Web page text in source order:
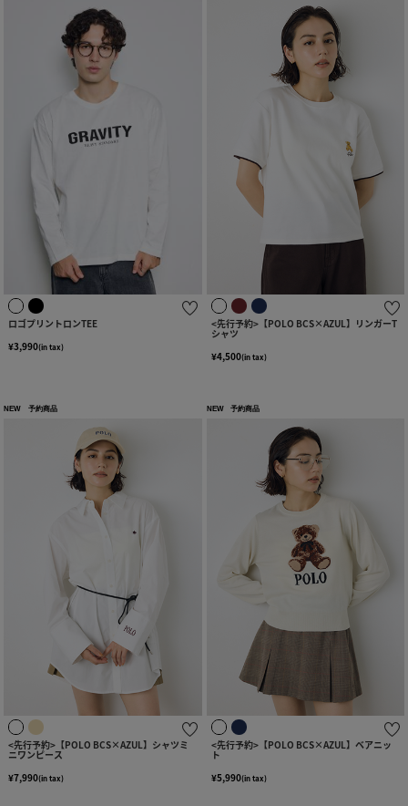
ロゴプリントロンTEE
¥3,990(in tax)
<先行予約>【POLO BCS×AZUL】リンガーT
シャツ
¥4,500(in tax)
NEW 予約商品
<先行予約>【POLO BCS×AZUL】シャツミ
ニワンピース
¥7,990(in tax)
NEW 予約商品
<先行予約>【POLO BCS×AZUL】ベアニッ
ト
¥5,990(in tax)